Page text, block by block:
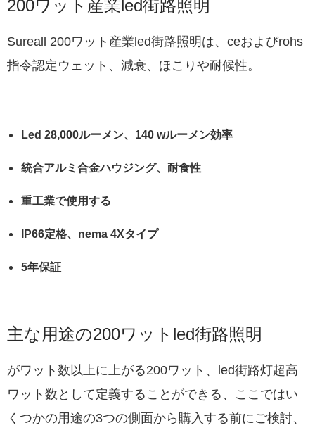
200ワット産業led街路照明
Sureall 200ワット産業led街路照明は、ceおよびrohs
指令認定ウェット、減衰、ほこりや耐候性。
Led 28,000ルーメン、140 wルーメン効率
統合アルミ合金ハウジング、耐食性
重工業で使用する
IP66定格、nema 4Xタイプ
5年保証
主な用途の200ワットled街路照明
がワット数以上に上がる200ワット、led街路灯超高
ワット数として定義することができる、ここではい
くつかの用途の3つの側面から購入する前にご検討、